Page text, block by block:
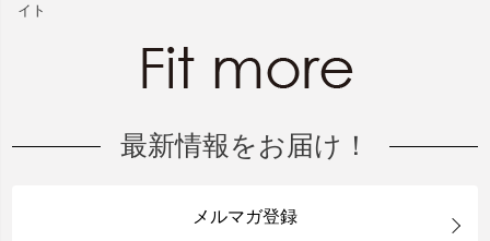
イト
最新情報をお届け！
メルマガ登録